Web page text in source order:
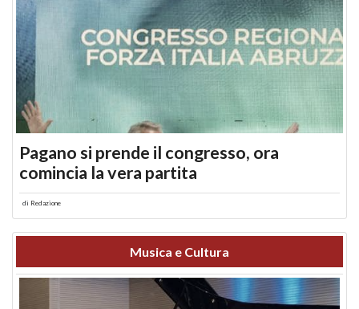
Pagano si prende il congresso, ora
comincia la vera partita
di Redazione
Musica e Cultura